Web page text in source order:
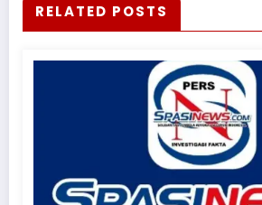
RELATED POSTS